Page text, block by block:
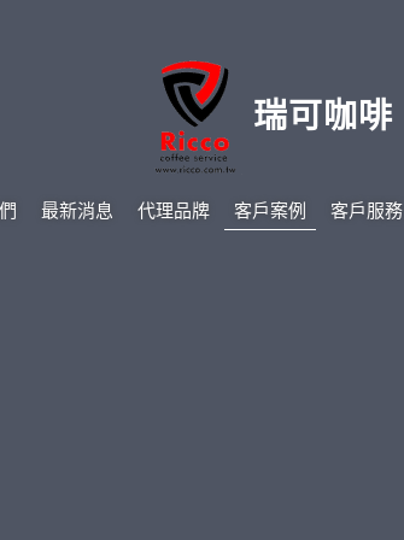
瑞可咖啡
最新消息 代理品牌 客戶案例 客戶服務